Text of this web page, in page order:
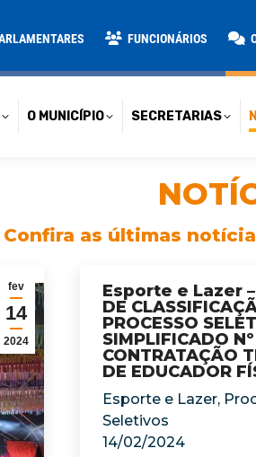
FUNCIONÁRIOS
O MUNICÍPIO SECRETARIAS
Confira as últimas
fev
14
2024
Esporte e Lazer –
DE
PROCESSO
SIMPLIFICADO
CONTRATAÇÃO
DE EDUCADOR
Esporte e Lazer,
Seletivos
14/02/2024